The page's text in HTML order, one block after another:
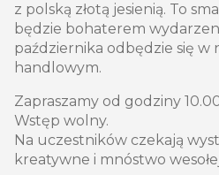
z polską złotą jesienią. To
będzie bohaterem
października odbędzie się w
handlowym.
Zapraszamy od godziny
Wstęp wolny.
Na uczestników czekają
kreatywne i mnóstwo